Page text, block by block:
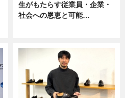
生がもたらす従業員・企業・
社会への恩恵と可能…